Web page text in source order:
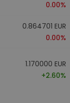
0.00%
0.864701 EUR
0.00%
1.170000 EUR
+2.60%